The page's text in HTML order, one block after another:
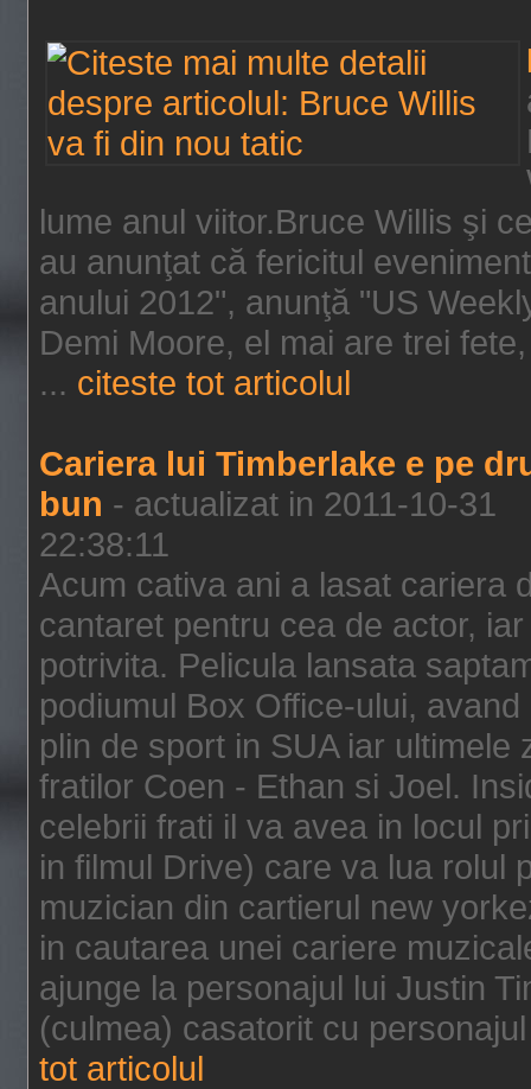
lume anul viitor.Bruce Willis şi
au anunţat că fericitul
anului 2012", anunţă "US
Demi Moore, el mai are trei
... citeste tot articolul
Cariera lui Timberlake e pe
bun - actualizat in 2011-10-31
22:38:11
Acum cativa ani a lasat cariera
cantaret pentru cea de actor,
potrivita. Pelicula lansata
podiumul Box Office-ului,
plin de sport in SUA iar
fratilor Coen - Ethan si Joel.
celebrii frati il va avea in locul
in filmul Drive) care va lua rolul
muzician din cartierul new
in cautarea unei cariere
ajunge la personajul lui Justin
(culmea) casatorit cu
tot articolul